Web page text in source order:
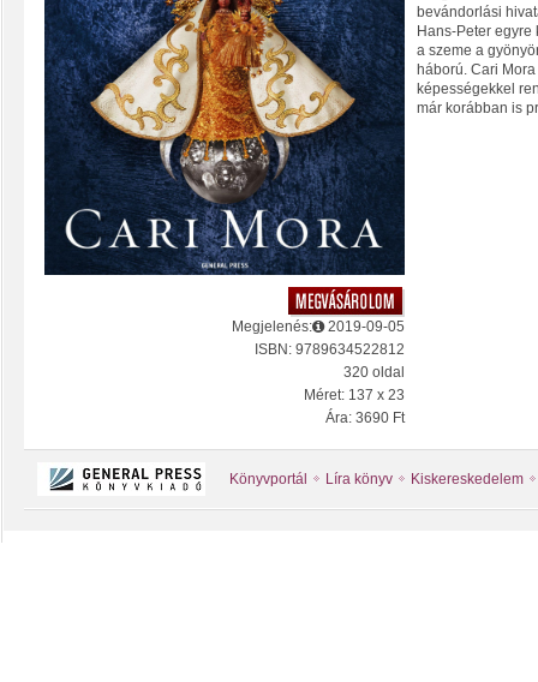
Megjelenés:
2019-09-05
ISBN: 9789634522812
320 oldal
Méret: 137 x 23
Ára: 3690 Ft
bevándorlási
Hans-Peter
a szeme a
háború. Cari
képességekkel
már korábban is
Könyvportál Líra könyv Kiskereskedelem